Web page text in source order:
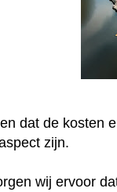
dat de kosten
zijn.
wij ervoor